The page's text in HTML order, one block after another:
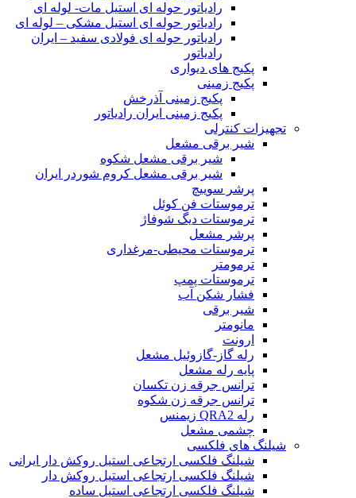
رادیاتور حوله ای استیل مات- لوله ای
رادیاتور حوله ای استیل مشکی – لوله ای
رادیاتور حوله ای فولادی سفید – ایران
رادیاتور
پکیج های دیواری
پکیج زمینی
پکیج زمینی آذرخش
پکیج زمینی ایران رادیاتور
تجهیزات کنترلی
شیر برقی مشعل
شیر برقی مشعل شکوه
شیر برقی مشعل کروم شوردر ایران
پرشر سوییچ
ترموستات فن کوئل
ترموستات دیگ شوفاژ
پرشر مشعل
ترموستات محیطی-مرغداری
ترمومتر
ترموستات پمپ
فشار شکن آب
شیر برقی
مانومتر
ارونت
رله گاز-گازوئیل مشعل
پایه رله مشعل
ترانس جرقه زن تکسان
ترانس جرقه زن شکوه
رله QRA2 زیمنس
چشمی مشعل
شیلنگ های فلکسی
شیلنگ فلکسی ارتجاعی استیل روکش دار ایرانی
شیلنگ فلکسی ارتجاعی استیل روکش دار
شیلنگ فلکسی ارتجاعی استیل ساده